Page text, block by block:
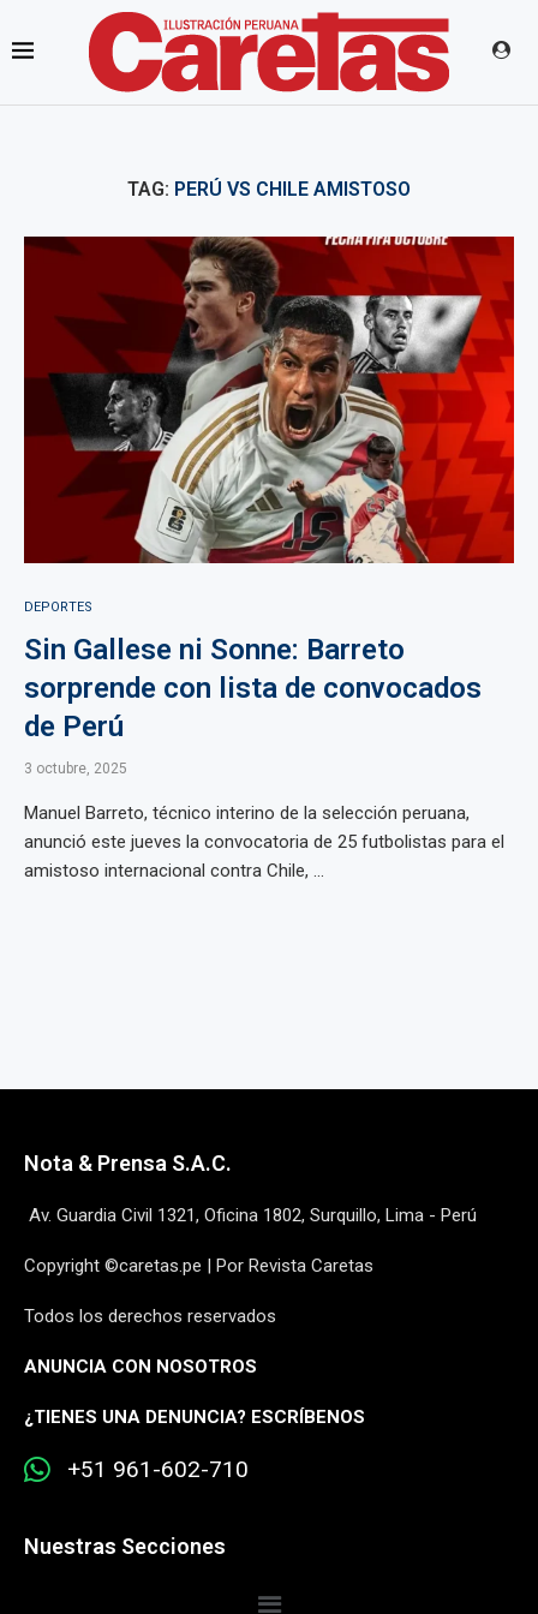
TAG: PERÚ VS CHILE AMISTOSO
DEPORTES
Sin Gallese ni Sonne: Barreto
sorprende con lista de convocados
de Perú
3 octubre, 2025
Manuel Barreto, técnico interino de la selección peruana,
anunció este jueves la convocatoria de 25 futbolistas para el
amistoso internacional contra Chile, ...
Nota & Prensa S.A.C.
Av. Guardia Civil 1321, Oficina 1802, Surquillo, Lima - Perú
Copyright ©caretas.pe | Por Revista Caretas
Todos los derechos reservados
ANUNCIA CON NOSOTROS
¿TIENES UNA DENUNCIA? ESCRÍBENOS
+51 961-602-710
Nuestras Secciones